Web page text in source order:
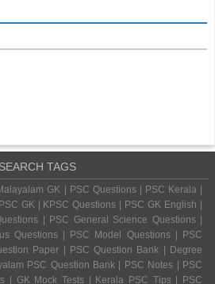
SEARCH TAGS
GK | PSC Questions | PSC Kerala |
GK | KPSC Questions | PSC GK English |
| PSC General Science Questions |
Questions | PSC Model Questions | PSC
Paper | PSC Question Bank | Degree
PSC Question Bank | PSC Notes | PSC
| GK Mock Tests | Kerala PSC Tips | PSC